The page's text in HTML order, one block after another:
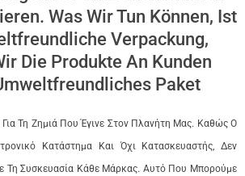
Was Wir Tun Können, Ist
Verpackung,
Die Produkte An Kunden
Paket
Για Τη Ζημιά Που Έγινε Στον Πλανήτη Μας. Καθώς Ο
Κατάστημα Και Όχι Κατασκευαστής, Δεν
Τη Συσκευασία Κάθε Μάρκας. Αυτό Που Μπορούμε